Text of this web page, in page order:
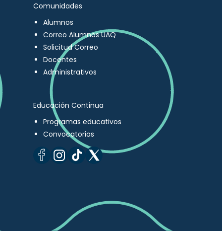
Comunidades
Alumnos
Correo Alumnos UAQ
Solicitud Correo
Docentes
Administrativos
Educación Continua
Programas educativos
Convocatorias